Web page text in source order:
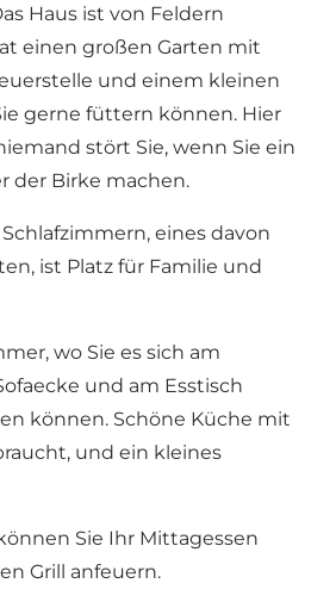
Haus ist von Feldern
einen großen Garten mit
und einem kleinen
gerne füttern können. Hier
stört Sie, wenn Sie ein
der Birke machen.
eines davon
ist Platz für Familie und
wo Sie es sich am
und am Esstisch
können. Schöne Küche mit
und ein kleines
Sie Ihr Mittagessen
Grill anfeuern.